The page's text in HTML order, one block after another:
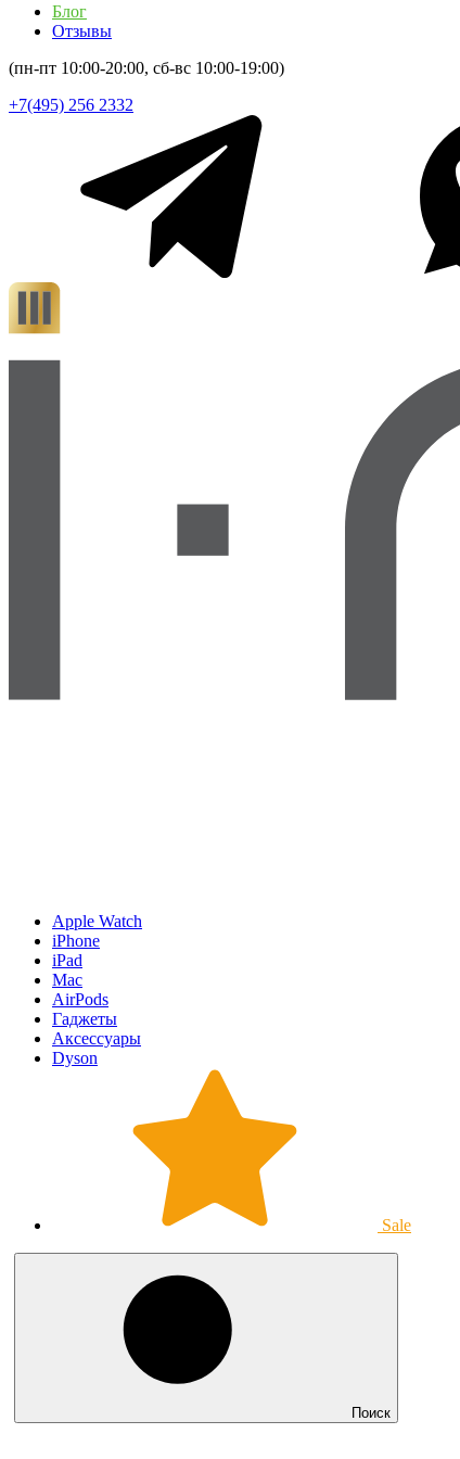
Блог
Отзывы
(пн-пт 10:00-20:00, сб-вс 10:00-19:00)
+7(495) 256 2332
Apple Watch
iPhone
iPad
Mac
AirPods
Гаджеты
Аксессуары
Dyson
Sale
Поиск